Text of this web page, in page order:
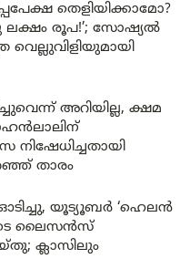
തെളിയിക്കാമോ?
ലക്ഷം രൂപ!’; സോഷ്യൽ
വെല്ലുവിളിയുമായി
അറിയില്ല, ക്ഷമ
നിഷേധിച്ചതായി
താരം
ഓടിച്ചു, യൂട്യൂബർ ‘ഹെലൻ
ലൈസൻസ്
ക്ലാസിലും